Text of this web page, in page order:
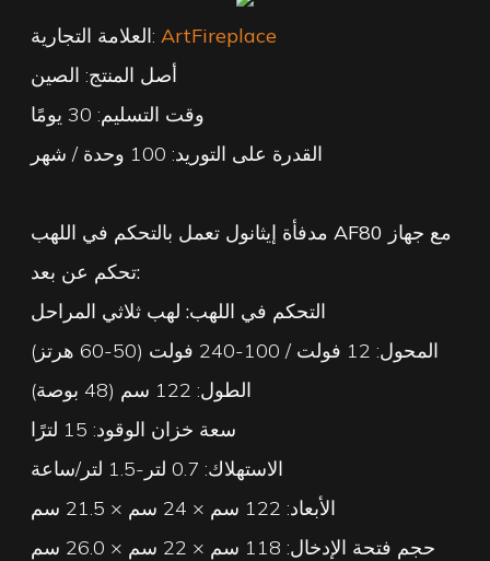
العلامة التجارية:ArtFireplace
أصل المنتج: الصين
وقت التسليم: 30 يومًا
القدرة على التوريد: 100 وحدة / شهر
مدفأة إيثانول تعمل بالتحكم في اللهب AF80 مع جهاز
تحكم عن بعد:
التحكم في اللهب: لهب ثلاثي المراحل
المحول: 12 فولت / 100-240 فولت (50-60 هرتز)
الطول: 122 سم (48 بوصة)
سعة خزان الوقود: 15 لترًا
الاستهلاك: 0.7 لتر-1.5 لتر/ساعة
الأبعاد: 122 سم × 24 سم × 21.5 سم
حجم فتحة الإدخال: 118 سم × 22 سم × 26.0 سم